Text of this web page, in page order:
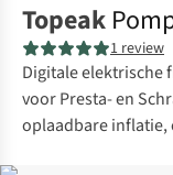
Topeak
1 review
Digitale elektrische
voor Presta- en
oplaadbare inflatie,